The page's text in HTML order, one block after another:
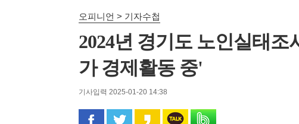
오피니언 > 기자수첩
2024년 경기도 노인실태조
가 경제활동 중'
기사입력 2025-01-20 14:38
페이스북으로 공유
트위터로 공유카카오 스토리로 공유
카카오톡으로 공유